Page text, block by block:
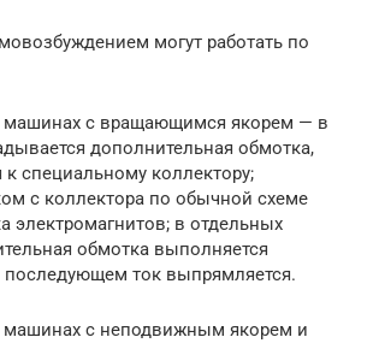
могут работать по
машинах с вращающимся якорем — в
дополнительная обмотка,
специальному коллектору;
с коллектора по обычной схеме
электромагнитов; в отдельных
обмотка выполняется
ток выпрямляется.
машинах с неподвижным якорем и